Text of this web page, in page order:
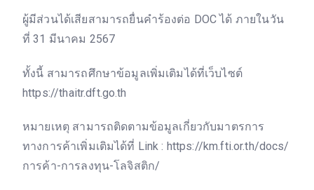
ผู้มีส่วนได้เสียสามารถยื่นคำร้องต่อ DOC ได้ ภายในวัน
ที่ 31 มีนาคม 2567
ทั้งนี้ สามารถศึกษาข้อมูลเพิ่มเติมได้ที่เว็บไซต์
https://thaitr.dft.go.th
หมายเหตุ สามารถติดตามข้อมูลเกี่ยวกับมาตรการ
ทางการค้าเพิ่มเติมได้ที่ Link : https://km.fti.or.th/docs/
การค้า-การลงทุน-โลจิสติก/